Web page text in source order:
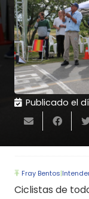
Publicado el
Fray Bentos|
Ciclistas de